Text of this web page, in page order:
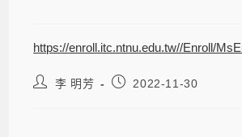
https://enroll.itc.ntnu.edu.tw//Enroll/
李 明芳 2022-11-30